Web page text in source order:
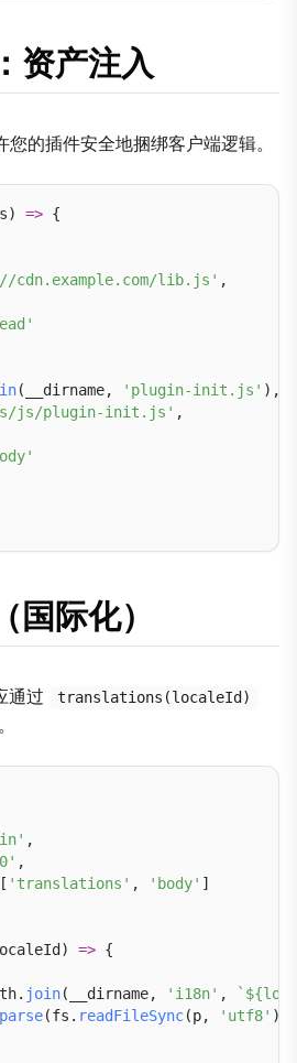
资产注入
您的插件安全地捆绑客户端逻辑。
=> {
cdn.example.com/lib.js' ,
(__dirname, 'plugin-init.js' ),
js/plugin-init.js' ,
国际化）
通过 translations(localeId)
,
,
[ 'translations' , 'body' ]
=> {
join(__dirname, 'i18n' ,
parse(fs. readFileSync(p, 'utf8' ));